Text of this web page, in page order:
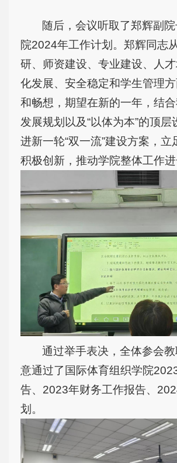
随后，会议听取了郑辉副
院2024年工作计划。郑辉同志
研、师资建设、专业建设、人
化发展、安全稳定和学生管理方
和畅想，期望在新的一年，结合
发展规划以及“以体为本”的顶层
进新一轮“双一流”建设方案，立
积极创新，推动学院整体工作进
通过举手表决，全体参会
意通过了国际体育组织学院
告、2023年财务工作报告、
划。